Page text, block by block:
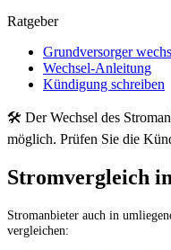
Ratgeber
Grundversorger
Wechsel-Anleitung
Kündigung schreiben
🛠 Der Wechsel des
möglich. Prüfen Sie die
Stromvergleich
Stromanbieter auch in
vergleichen: